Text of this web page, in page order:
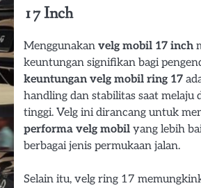
17 Inch
Menggunakan velg mobil 17 inch
keuntungan signifikan bagi
keuntungan velg mobil ring 17
handling dan stabilitas saat melaju
tinggi. Velg ini dirancang untuk
performa velg mobil yang lebih
berbagai jenis permukaan jalan.
Selain itu, velg ring 17